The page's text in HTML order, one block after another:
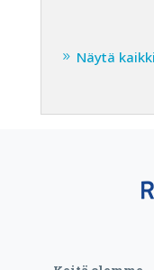
Näytä kaikki